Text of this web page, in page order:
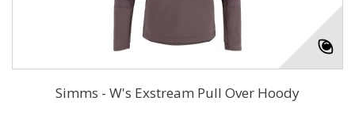
Simms - W's Exstream Pull Over Hoody